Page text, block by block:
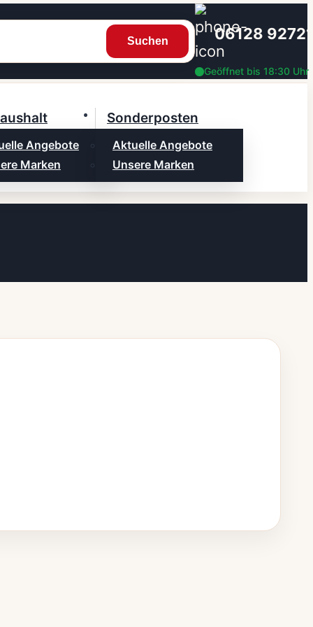
Suchen 06128
Geöffnet bis 18:30 Uhr
Angebote
Marken
Sonderposten
Aktuelle Angebote
Unsere Marken